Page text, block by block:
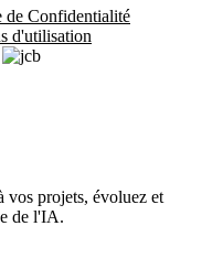
de Confidentialité
d'utilisation
projets, évoluez et
de l'IA.